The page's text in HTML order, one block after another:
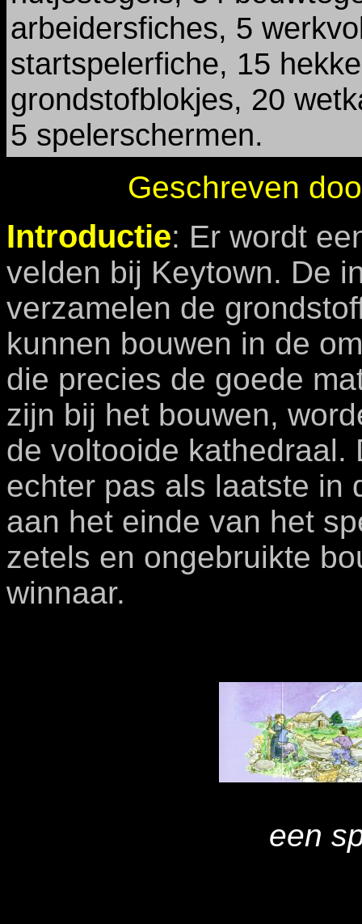
arbeidersfiches, 5
startspelerfiche, 15
grondstofblokjes, 20
5 spelerschermen.
Geschreven
Introductie: Er wordt
velden bij Keytown. De
verzamelen de
kunnen bouwen in de
die precies de goede
zijn bij het bouwen,
de voltooide kathedraal.
echter pas als laatste in
aan het einde van het
zetels en ongebruikte
winnaar.
een